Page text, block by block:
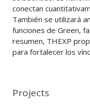
conectan
También se utilizará
funciones de Green,
resumen, THEXP
para fortalecer los
Projects